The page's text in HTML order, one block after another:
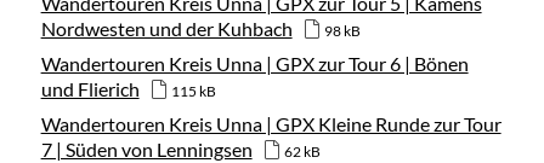
Nordwesten und der Kuhbach
98 kB
Wandertouren Kreis Unna | GPX zur Tour 6 | Bönen
und Flierich
115 kB
Wandertouren Kreis Unna | GPX Kleine Runde zur Tour
7 | Süden von Lenningsen
62 kB